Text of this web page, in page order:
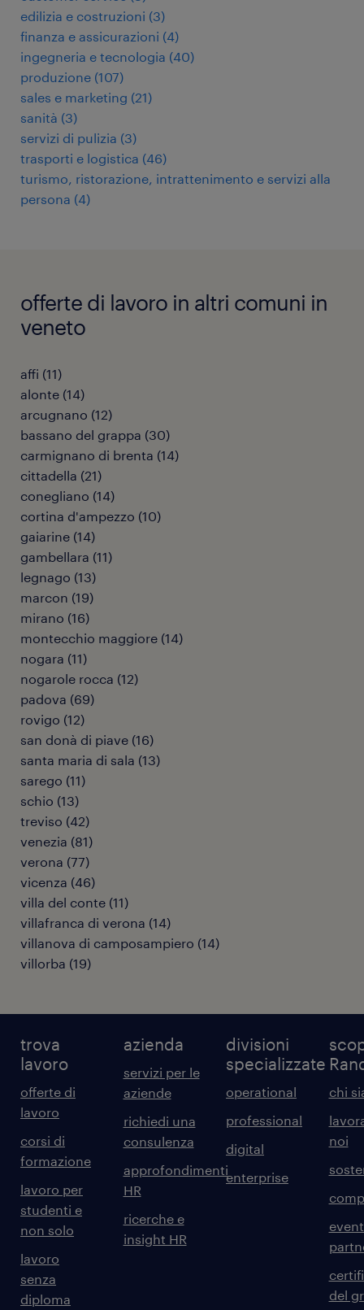
edilizia e costruzioni (3)
finanza e assicurazioni (4)
ingegneria e tecnologia (40)
produzione (107)
sales e marketing (21)
sanità (3)
servizi di pulizia (3)
trasporti e logistica (46)
turismo, ristorazione, intrattenimento e servizi alla
persona (4)
offerte di lavoro in altri comuni in
veneto
affi (11)
alonte (14)
arcugnano (12)
bassano del grappa (30)
carmignano di brenta (14)
cittadella (21)
conegliano (14)
cortina d'ampezzo (10)
gaiarine (14)
gambellara (11)
legnago (13)
marcon (19)
mirano (16)
montecchio maggiore (14)
nogara (11)
nogarole rocca (12)
padova (69)
rovigo (12)
san donà di piave (16)
santa maria di sala (13)
sarego (11)
schio (13)
treviso (42)
venezia (81)
verona (77)
vicenza (46)
villa del conte (11)
villafranca di verona (14)
villanova di camposampiero (14)
villorba (19)
trova
lavoro
offerte di
lavoro
corsi di
formazione
lavoro per
studenti e
non solo
lavoro
senza
diploma
azienda
servizi per le
aziende
richiedi una
consulenza
approfondimenti
HR
ricerche e
insight HR
divisioni
specializzate
operational
professional
digital
enterprise
chi
noi
del